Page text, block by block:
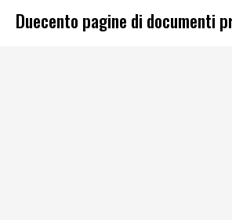
Duecento pagine di documenti